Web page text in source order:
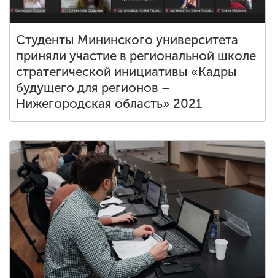
Студенты Мининского университета
приняли участие в региональной школе
стратегической инициативы «Кадры
будущего для регионов –
Нижегородская область» 2021